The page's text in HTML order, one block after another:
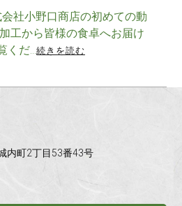
社小野口商店の初めての動
工から皆様の食卓へお届け
くだ…続きを読む
内町2丁目53番43号